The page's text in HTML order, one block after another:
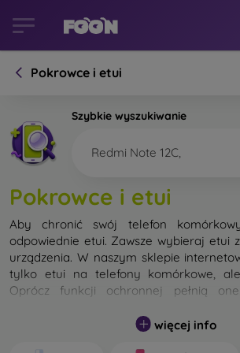
Pokrowce i etui
Szybkie wyszukiwanie
Redmi Note 12C,
Pokrowce i etui
Aby chronić swój telefon
odpowiednie etui. Zawsze wybieraj etui
urządzenia. W naszym sklepie
tylko etui na telefony komórkowe,
Oprócz funkcji ochronnej pełnią
Pokrowiec na telefon komórkowy
więcej info